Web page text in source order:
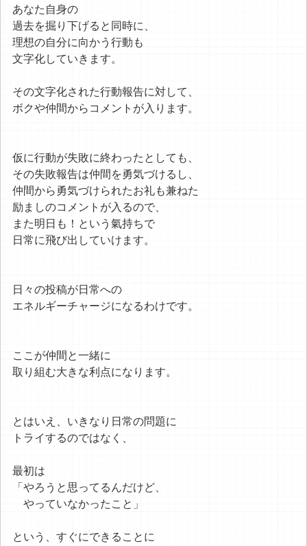
あなた自身の
過去を掘り下げると同時に、
理想の自分に向かう行動も
文字化していきます。
その文字化された行動報告に対して、
ボクや仲間からコメントが入ります。
仮に行動が失敗に終わったとしても、
その失敗報告は仲間を勇気づけるし、
仲間から勇気づけられたお礼も兼ねた
励ましのコメントが入るので、
また明日も！という氣持ちで
日常に飛び出していけます。
日々の投稿が日常への
エネルギーチャージになるわけです。
ここが仲間と一緒に
取り組む大きな利点になります。
とはいえ、いきなり日常の問題に
トライするのではなく、
最初は
「やろうと思ってるんだけど、
やっていなかったこと」
という、すぐにできることに